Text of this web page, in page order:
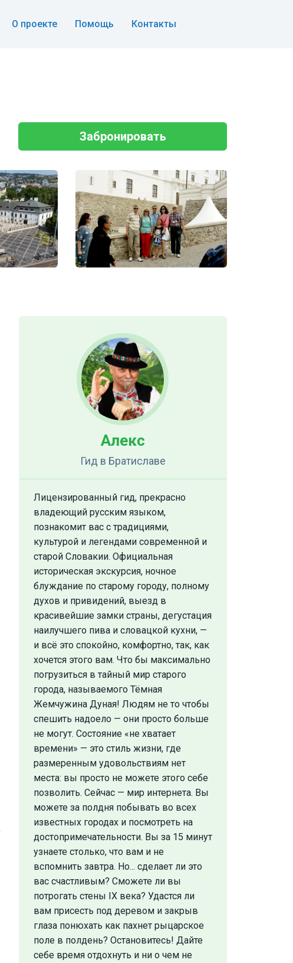
О проекте Помощь Контакты
Забронировать
Алекс
Гид в Братиславе
Лицензированный гид, прекрасно
владеющий русским языком,
познакомит вас с традициями,
культурой и легендами современной и
старой Словакии. Официальная
историческая экскурсия, ночное
блуждание по старому городу, полному
духов и привидений, выезд в
красивейшие замки страны, дегустация
наилучшего пива и словацкой кухни, —
и всё это спокойно, комфортно, так, как
хочется этого вам. Что бы максимально
погрузиться в тайный мир старого
города, называемого Тёмная
Жемчужина Дуная! Людям не то чтобы
спешить надоело — они просто больше
не могут. Состояние «не хватает
времени» — это стиль жизни, где
размеренным удовольствиям нет
места: вы просто не можете этого себе
позволить. Сейчас — мир интернета. Вы
можете за полдня побывать во всех
известных городах и посмотреть на
достопримечательности. Вы за 15 минут
узнаете столько, что вам и не
вспомнить завтра. Но... сделает ли это
вас счастливым? Сможете ли вы
потрогать стены IX века? Удастся ли
вам присесть под деревом и закрыв
глаза понюхать как пахнет рыцарское
поле в полдень? Остановитесь! Дайте
себе время отдохнуть и ни о чем не